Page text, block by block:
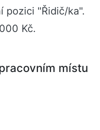
pozici "Řidič/ka".
Kč.
místu